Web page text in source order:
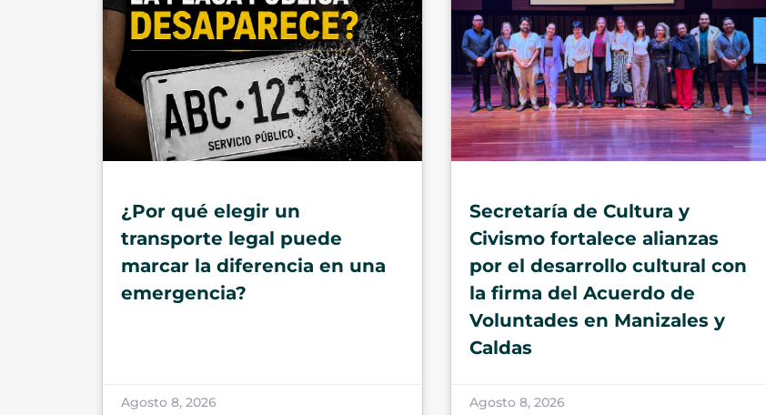
¿Por qué elegir un
transporte legal puede
marcar la diferencia en una
emergencia?
Agosto 8, 2026
Secretaría de Cultura y
Civismo fortalece alianzas
por el desarrollo cultural con
la firma del Acuerdo de
Voluntades en Manizales y
Caldas
Agosto 8, 2026